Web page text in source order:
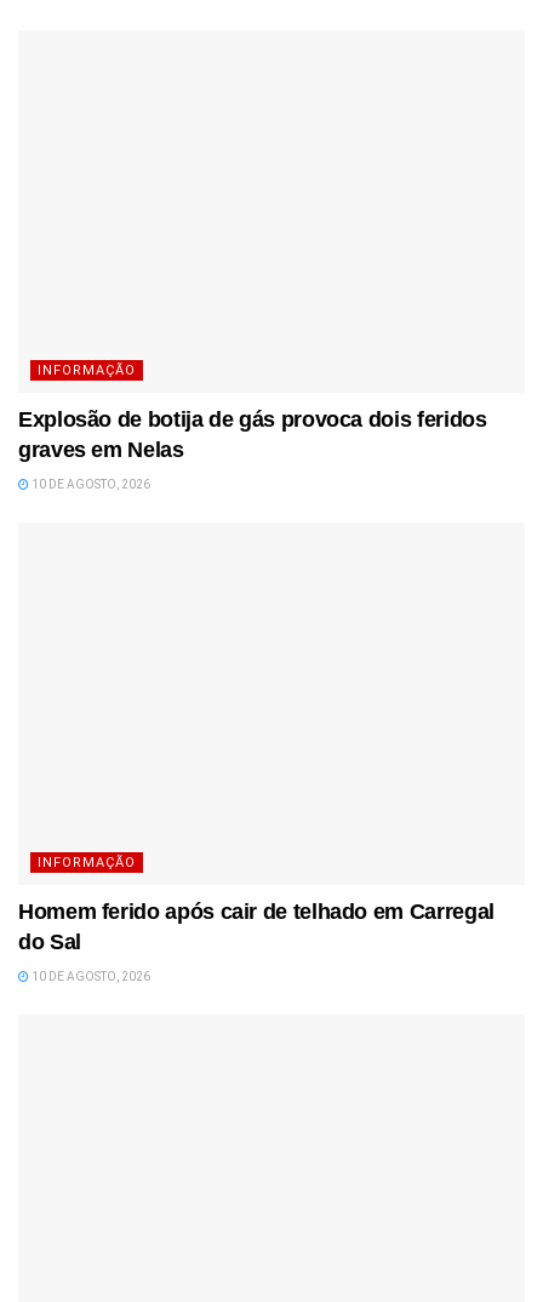
INFORMAÇÃO
Explosão de botija de gás provoca dois feridos
graves em Nelas
10 DE AGOSTO, 2026
INFORMAÇÃO
Homem ferido após cair de telhado em Carregal
do Sal
10 DE AGOSTO, 2026